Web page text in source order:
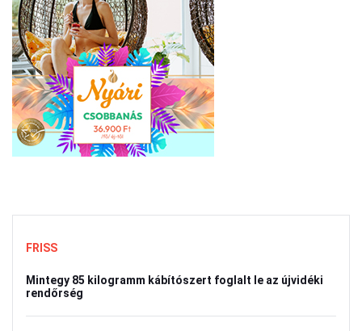
FRISS
Mintegy 85 kilogramm kábítószert foglalt le az újvidéki
rendőrség